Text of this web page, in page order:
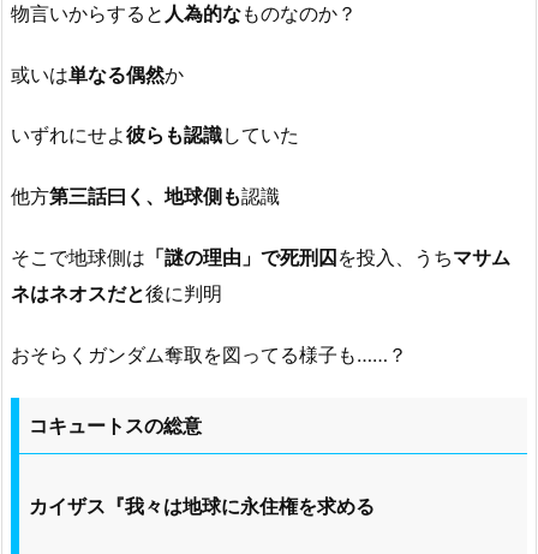
物言いからすると 人為的なものなのか？
或いは単なる偶然か
いずれにせよ彼らも認識していた
他方第三話曰く、地球側も認識
そこで地球側は 「謎の理由」で死刑囚 を投入、うちマサム
ネはネオスだと後に判明
おそらくガンダム奪取を図ってる様子も……？
コキュートスの総意
カイザス『我々は地球に永住権を求める